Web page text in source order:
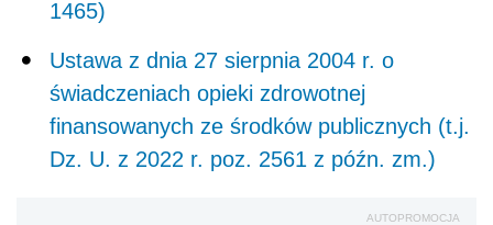
1465)
Ustawa z dnia 27 sierpnia 2004 r. o
świadczeniach opieki zdrowotnej
finansowanych ze środków publicznych (t.j.
Dz. U. z 2022 r. poz. 2561 z późn. zm.)
AUTOPROMOCJA